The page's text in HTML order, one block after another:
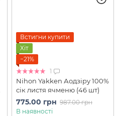
Встигни купити
Хіт
−21%
1
Nihon Yakken Аодзіру 100%
сік листя ячменю (46 шт)
775.00 грн 987.00 грн
В наявності